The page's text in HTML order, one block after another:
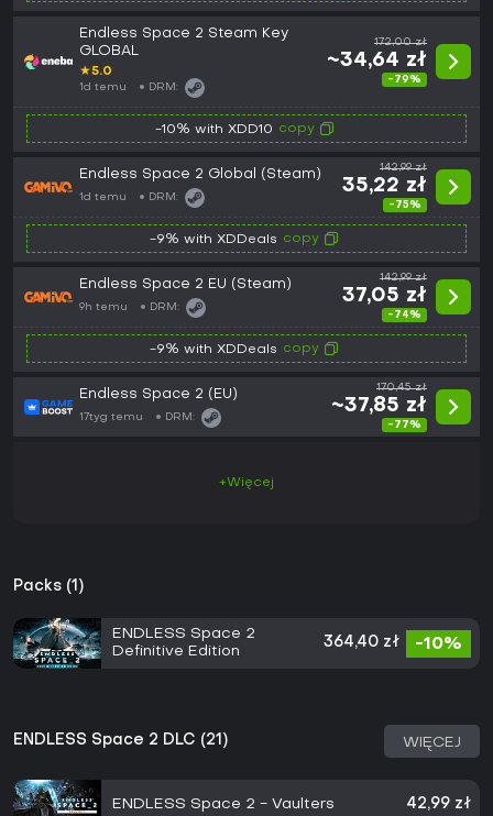
Endless Space 2 Steam Key
GLOBAL
★5.0
1d temu DRM:
172,00 zł
~34,64 zł
-79%
-10% with XDD10 copy
Endless Space 2 Global (Steam)
1d temu DRM:
142,99 zł
35,22 zł
-75%
-9% with XDDeals copy
Endless Space 2 EU (Steam)
9h temu DRM:
142,99 zł
37,05 zł
-74%
-9% with XDDeals copy
Endless Space 2 (EU)
17tyg temu DRM:
170,45 zł
~37,85 zł
-77%
+Więcej
Packs (1)
ENDLESS Space 2
Definitive Edition
364,40 zł -10%
ENDLESS Space 2 DLC (21) WIĘCEJ
ENDLESS Space 2 - Vaulters 42,99 zł